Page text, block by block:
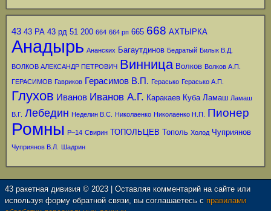
43 43 РА 43 рд 51 200 664 664 рп 665 668 АХТЫРКА
Анадырь Ананских Багаутдинов Бедратый Билык В.Д.
ВОЛКОВ АЛЕКСАНДР ПЕТРОВИЧ Винница Волков Волков А.П.
ГЕРАСИМОВ Гавриков Герасимов В.П. Герасько Герасько А.П.
Глухов Иванов Иванов А.Г. Каракаев Куба Ламаш Ламаш
В.Г. Лебедин Неделин В.С. Николаенко Николаенко Н.П. Пионер
Ромны Р–14 Свирин ТОПОЛЬЦЕВ Тополь Холод Чуприянов
Чуприянов В.Л. Шадрин
43 ракетная дивизия © 2023 | Оставляя комментарий на сайте или
используя форму обратной связи, вы соглашаетесь с правилами